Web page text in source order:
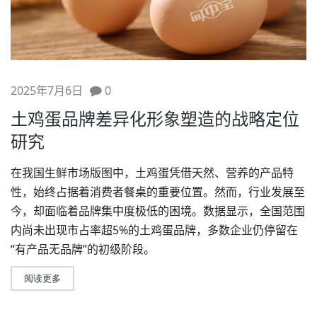
2025年7月6日 0
土鸡蛋品牌差异化形象塑造的战略定位
研究
在我国生鲜市场版图中，土鸡蛋凭借天然、营养的产品特
性，始终占据着消费者餐桌的重要位置。然而，行业发展至
今，却面临着品牌集中度极低的困境。数据显示，全国范围
内尚未出现市占率超5%的土鸡蛋品牌，多数企业仍停留在
“有产品无品牌”的初级阶段。
阅读更多